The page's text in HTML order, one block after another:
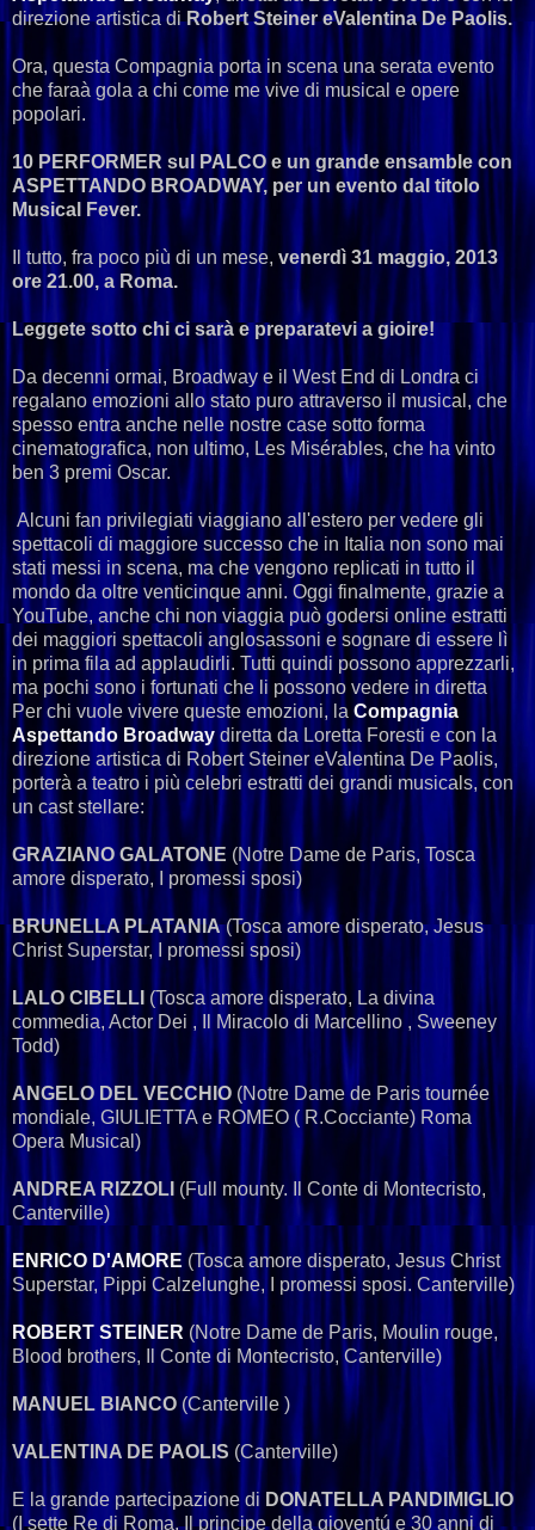
direzione artistica diRobert Steiner eValentina De Paolis.
Ora, questa Compagnia porta in scena una serata evento
che faraà gola a chi come me vive di musical e opere
popolari.
10 PERFORMER sul PALCO e un grande ensamble con
ASPETTANDO BROADWAY, per un evento dal titolo
Musical Fever.
Il tutto, fra poco più di un mese, venerdì 31 maggio, 2013
ore 21.00, a Roma.
Leggete sotto chi ci sarà e preparatevi a gioire!
Da decenni ormai, Broadway e il West End di Londra ci
regalano emozioni allo stato puro attraverso il musical, che
spesso entra anche nelle nostre case sotto forma
cinematografica, non ultimo, Les Misérables, che ha vinto
ben 3 premi Oscar.
Alcuni fan privilegiati viaggiano all'estero per vedere gli
spettacoli di maggiore successo che in Italia non sono mai
stati messi in scena, ma che vengono replicati in tutto il
mondo da oltre venticinque anni. Oggi finalmente, grazie a
YouTube, anche chi non viaggia può godersi online estratti
dei maggiori spettacoli anglosassoni e sognare di essere lì
in prima fila ad applaudirli. Tutti quindi possono apprezzarli,
ma pochi sono i fortunati che li possono vedere in diretta
Per chi vuole vivere queste emozioni, la Compagnia
Aspettando Broadway diretta da Loretta Foresti e con la
direzione artistica di Robert Steiner eValentina De Paolis,
porterà a teatro i più celebri estratti dei grandi musicals, con
un cast stellare:
GRAZIANO GALATONE (Notre Dame de Paris, Tosca
amore disperato, I promessi sposi)
BRUNELLA PLATANIA(Tosca amore disperato, Jesus
Christ Superstar, I promessi sposi)
LALO CIBELLI (Tosca amore disperato, La divina
commedia, Actor Dei , Il Miracolo di Marcellino , Sweeney
Todd)
ANGELO DEL VECCHIO (Notre Dame de Paris tournée
mondiale, GIULIETTA e ROMEO ( R.Cocciante) Roma
Opera Musical)
ANDREA RIZZOLI (Full mounty. Il Conte di Montecristo,
Canterville)
ENRICO D'AMORE (Tosca amore disperato, Jesus Christ
Superstar, Pippi Calzelunghe, I promessi sposi. Canterville)
ROBERT STEINER (Notre Dame de Paris, Moulin rouge,
Blood brothers, Il Conte di Montecristo, Canterville)
MANUEL BIANCO (Canterville )
VALENTINA DE PAOLIS (Canterville)
E la grande partecipazione di DONATELLA PANDIMIGLIO
(I sette Re di Roma, Il principe della gioventú e 30 anni di